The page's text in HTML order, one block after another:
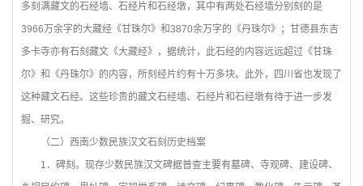
多刻满藏文的石经墙、石经片和石经墩，其中有两处石经墙分别刻的是
3966万余字的大藏经《甘珠尔》和3870余万字的《丹珠尔》；甘德县东吉
多卡寺亦有石刻藏文《大藏经》，据统计，此石经的内容远远超过《甘珠
尔》和《丹珠尔》的内容，所刻经片约有十万多块。此外，四川省也发现了
这种藏文石经。这些珍贵的藏文石经墙、石经片和石经墩有待于进一步发
掘、研究。
（二）西南少数民族汉文石刻历史档案
1 ．碑刻。现存少数民族汉文碑据普查主要有墓碑、寺观碑、建设碑、